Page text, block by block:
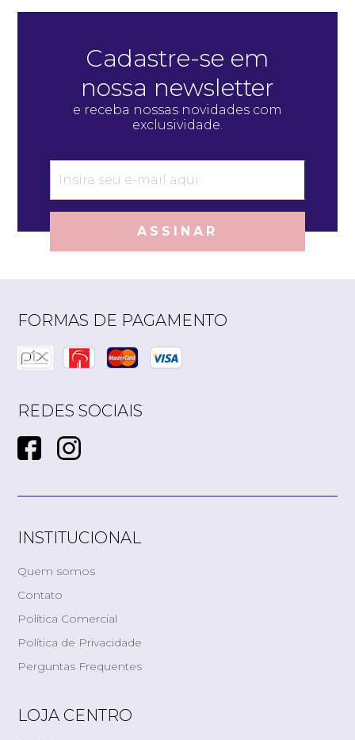
Cadastre-se em
nossa newsletter
e receba nossas novidades com
exclusividade.
ASSINAR
FORMAS DE PAGAMENTO
REDES SOCIAIS
INSTITUCIONAL
Quem somos
Contato
Política Comercial
Política de Privacidade
Perguntas Frequentes
LOJA CENTRO